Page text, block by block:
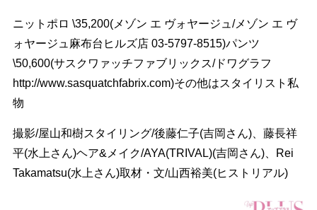
ニットポロ \35,200(メゾン エ ヴォヤージュ/メゾン エ ヴ
ォヤージュ麻布台ヒルズ店 03-5797-8515)パンツ
\50,600(サスクワァッチファブリックス/ドワグラフ
http://www.sasquatchfabrix.com)その他はスタイリスト私
物
撮影/屋山和樹スタイリング/後藤仁子(吉岡さん)、藤長祥
平(水上さん)ヘア&メイク/AYA(TRIVAL)(吉岡さん)、Rei
Takamatsu(水上さん)取材・文/山西裕美(ヒストリアル)